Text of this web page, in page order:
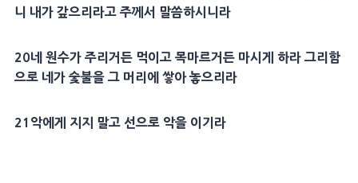
니 내가 갚으리라고 주께서 말씀하시니라
20네 원수가 주리거든 먹이고 목마르거든 마시게 하라 그리함
으로 네가 숯불을 그 머리 에 쌓아 놓으리라
21 악에게 지지 말고 선으로 악을 이기라